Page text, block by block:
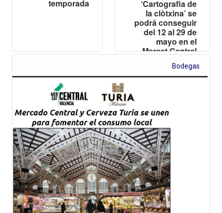
temporada
‘Cartografia de
la clòtxina’ se
podrá conseguir
del 12 al 29 de
mayo en el
Mercat Central
de València y en
tres
establecimientos
Arenas,
Clóchinas La
Rocheta y
Clóchinas
Valereta
Bodegas